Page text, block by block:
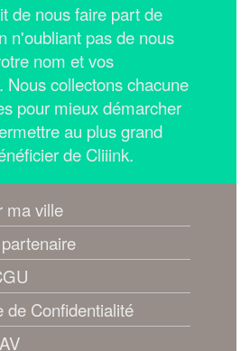
de nous faire part de
n'oubliant pas de nous
nom et vos
Nous collectons chacune
pour mieux démarcher
au plus grand
de Cliiink.
ma ville
de Confidentialité